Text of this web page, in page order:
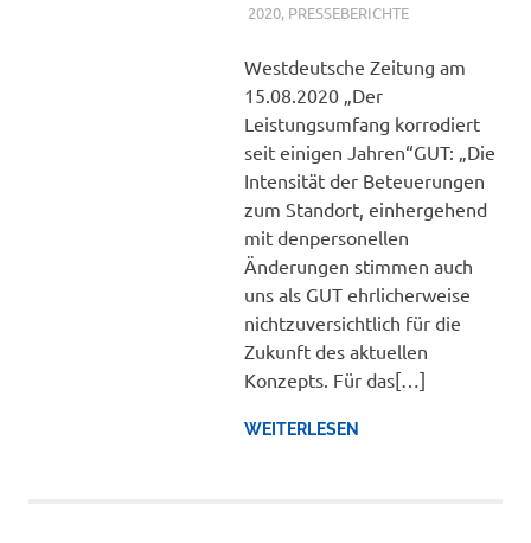
2020, PRESSEBERICHTE
Westdeutsche Zeitung am
15.08.2020 „Der
Leistungsumfang korrodiert
seit einigen Jahren“GUT: „Die
Intensität der Beteuerungen
zum Standort, einhergehend
mit denpersonellen
Änderungen stimmen auch
uns als GUT ehrlicherweise
nichtzuversichtlich für die
Zukunft des aktuellen
Konzepts. Für das[…]
WEITERLESEN